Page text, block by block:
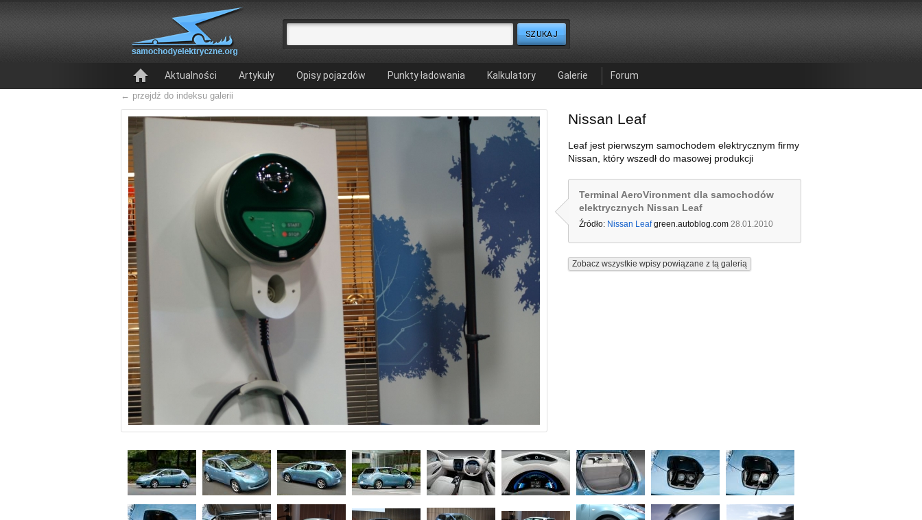
Aktualności Artykuły Opisy pojazdów Punkty ładowania Kalkulatory Galerie Forum
← przejdź do indeksu galerii
Nissan Leaf
Leaf jest pierwszym samochodem elektrycznym firmy
Nissan, który wszedł do masowej produkcji
Terminal AeroVironment dla samochodów
elektrycznych Nissan Leaf
Źródło: Nissan Leaf green.autoblog.com 28.01.2010
Zobacz wszystkie wpisy powiązane z tą galerią